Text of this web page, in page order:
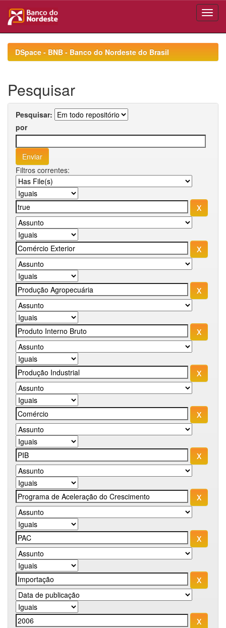
navigationDSpace - BNB - Banco do Nordeste do Brasil
Pesquisar
Pesquisar:
por
Filtros correntes: